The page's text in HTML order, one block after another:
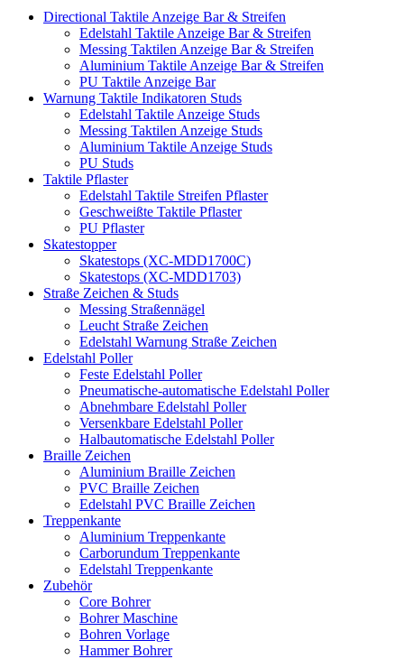
Directional Taktile Anzeige Bar & Streifen
Edelstahl Taktile Anzeige Bar & Streifen
Messing Taktilen Anzeige Bar & Streifen
Aluminium Taktile Anzeige Bar & Streifen
PU Taktile Anzeige Bar
Warnung Taktile Indikatoren Studs
Edelstahl Taktile Anzeige Studs
Messing Taktilen Anzeige Studs
Aluminium Taktile Anzeige Studs
PU Studs
Taktile Pflaster
Edelstahl Taktile Streifen Pflaster
Geschweißte Taktile Pflaster
PU Pflaster
Skatestopper
Skatestops (XC-MDD1700C)
Skatestops (XC-MDD1703)
Straße Zeichen & Studs
Messing Straßennägel
Leucht Straße Zeichen
Edelstahl Warnung Straße Zeichen
Edelstahl Poller
Feste Edelstahl Poller
Pneumatische-automatische Edelstahl Poller
Abnehmbare Edelstahl Poller
Versenkbare Edelstahl Poller
Halbautomatische Edelstahl Poller
Braille Zeichen
Aluminium Braille Zeichen
PVC Braille Zeichen
Edelstahl PVC Braille Zeichen
Treppenkante
Aluminium Treppenkante
Carborundum Treppenkante
Edelstahl Treppenkante
Zubehör
Core Bohrer
Bohrer Maschine
Bohren Vorlage
Hammer Bohrer